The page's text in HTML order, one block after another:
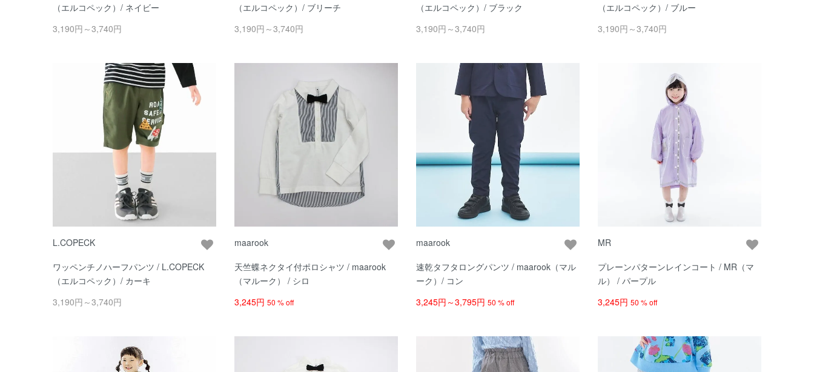
（エルコペック）/ ネイビー
3,190円～3,740円
（エルコペック）/ ブリーチ
3,190円～3,740円
（エルコペック）/ ブラック
3,190円～3,740円
（エルコペック）/ ブルー
3,190円～3,740円
L.COPECK
ワッペンチノハーフパンツ / L.COPECK
（エルコペック）/ カーキ
3,190円～3,740円
maarook
天竺蝶ネクタイ付ポロシャツ / maarook
（マルーク） / シロ
3,245円 50 % off
maarook
速乾タフタロングパンツ / maarook（マル
ーク）/ コン
3,245円～3,795円 50 % off
MR
プレーンパターンレインコート / MR（マ
ル） / パープル
3,245円 50 % off